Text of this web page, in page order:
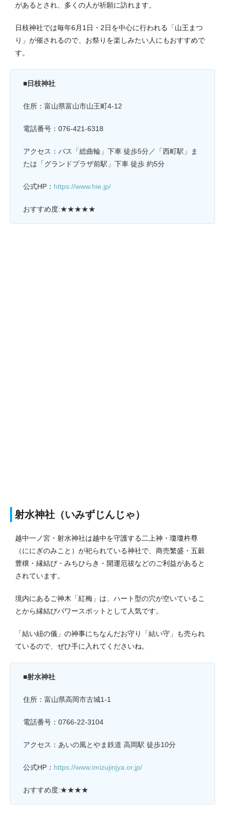
があるとされ、多くの人が祈願に訪れます。
日枝神社では毎年6月1日・2日を中心に行われる「山王まつ
り」が催されるので、お祭りを楽しみたい人にもおすすめで
す。
■日枝神社
住所：富山県富山市山王町4-12
電話番号：076-421-6318
アクセス：バス「総曲輪」下車 徒歩5分／「西町駅」ま
たは「グランドプラザ前駅」下車 徒歩 約5分
公式HP： https://www.hie.jp/
おすすめ度:★★★★★
射水神社（いみずじんじゃ）
越中一ノ宮・射水神社は越中を守護する二上神・瓊瓊杵尊
（ににぎのみこと）が祀られている神社で、商売繁盛・五穀
豊穣・縁結び・みちひらき・開運厄祓などのご利益があると
されています。
境内にあるご神木「紅梅」は、ハート型の穴が空いているこ
とから縁結びパワースポットとして人気です。
「結い紐の儀」の神事にちなんだお守り「結い守」も売られ
ているので、ぜひ手に入れてくださいね。
■射水神社
住所：富山県高岡市古城1-1
電話番号：0766-22-3104
アクセス：あいの風とやま鉄道 高岡駅 徒歩10分
公式HP： https://www.imizujinjya.or.jp/
おすすめ度:★★★★